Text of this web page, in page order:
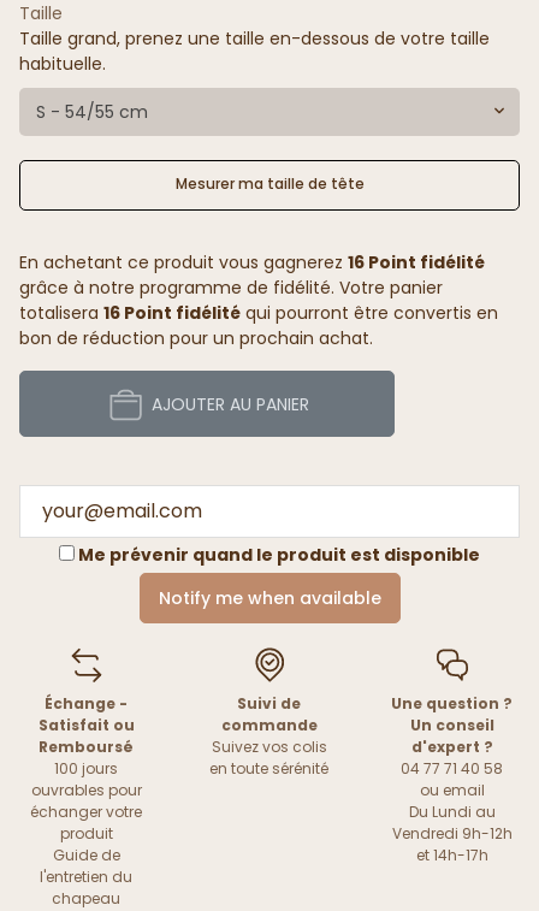
Taille
Taille grand, prenez une taille en-dessous de votre taille
habituelle.
S - 54/55 cm
Mesurer ma taille de tête
En achetant ce produit vous gagnerez 16 Point fidélité
grâce à notre programme de fidélité. Votre panier
totalisera 16 Point fidélité qui pourront être convertis en
bon de réduction pour un prochain achat.
AJOUTER AU PANIER
Me prévenir quand le produit est disponible
Notify me when available
Échange -
Satisfait ou
Remboursé
100 jours
ouvrables pour
échanger votre
produit
Guide de
l'entretien du
chapeau
Suivi de
commande
Suivez vos colis
en toute sérénité
Une question ?
Un conseil
d'expert ?
04 77 71 40 58
ou email
Du Lundi au
Vendredi 9h-12h
et 14h-17h